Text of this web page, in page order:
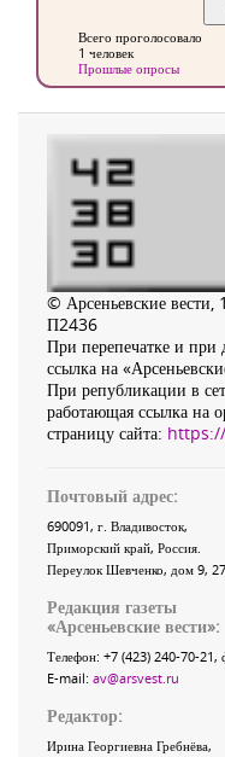
Всего проголосовало
1 человек
Прошлые опросы
© Арсеньевские
П2436
При перепечатке и при
ссылка на
При републикации в
работающая ссылка на
страницу сайта:
Почтовый адрес:
690091, г. Владивосток,
Приморский край, Россия
Переулок Шевченко, дом 9, 27
Редакция газеты
«Арсеньевские вести»:
Телефон: +7 (423) 240-70-21,
E-mail: av@arsvest.ru
Редактор:
Ирина Георгиевна Гребнёва,